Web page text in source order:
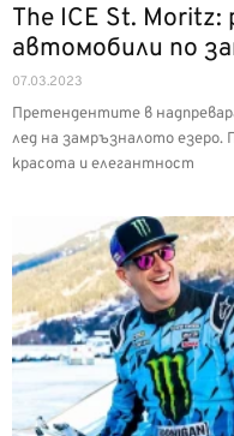
The ICE St.
автомобили по
07.03.2023
Претендентите в
лед на замръзналото
красота и елегантност